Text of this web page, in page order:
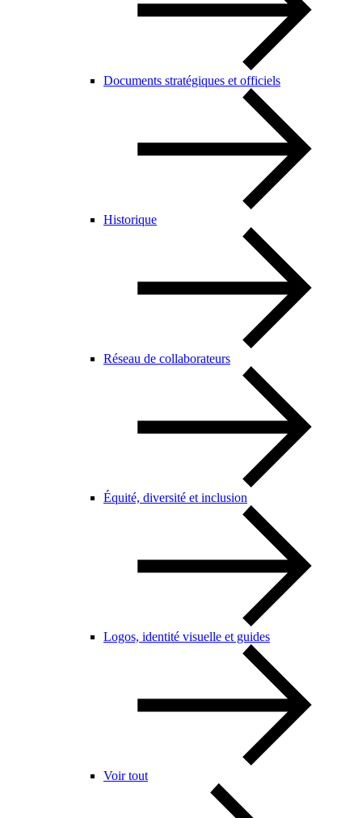
Documents stratégiques et officiels
Historique
Réseau de collaborateurs
Équité, diversité et inclusion
Logos, identité visuelle et guides
Voir tout